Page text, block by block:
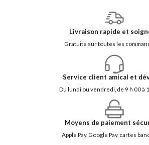
Livraison rapide et
Gratuite sur toutes les
Service client amical et
Du lundi ou vendredi, de 9 h 00 à
Moyens de paiement
Apple Pay, Google Pay, cartes